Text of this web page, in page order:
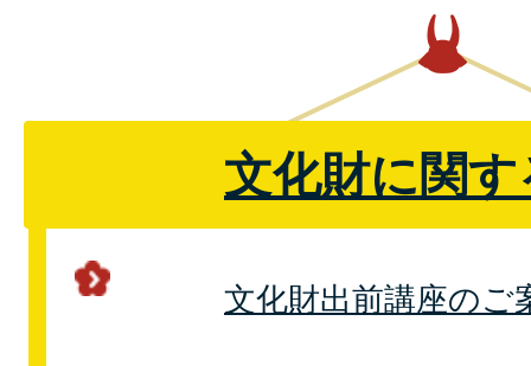
文化財に関
文化財出前講座のご